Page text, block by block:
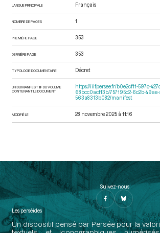
LANGUE PRINCIPALE Français
NOMBRE DE PAGES 1
PREMIÈRE PAGE 353
DERNIÈRE PAGE 353
TYPOLOGIE DOCUMENTAIRE Décret
URI DU MANIFEST IIIF DU VOLUME
CONTENANT LE DOCUMENT
https://iiif.persee.fr/b0e2cf11-597c-
68bcc0acf13b/757195c2-6c2b-
563a8313b082/manifest
MODIFIÉ LE 28 novembre 2025 à 11:16
Suivez-nous
Les perséides
Un dispositif pensé par Persée pour la